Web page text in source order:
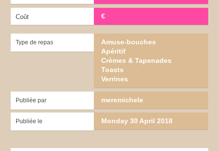
Coût €
Type de repas
Amuse-bouches
Apéritif
Crèmes & Tapenades
Toasts
Verrines
Publiée par meremichele
Publiée le Monday 30 April 2018